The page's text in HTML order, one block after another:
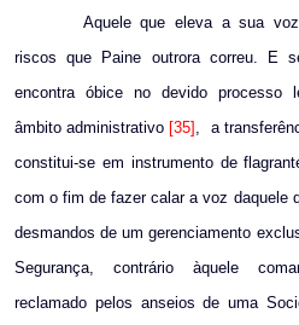
Aquele que eleva a sua
riscos que Paine outrora correu. E
encontra óbice no devido processo
âmbito administrativo [35] ,
a
constitui-se em instrumento de
com o fim de fazer calar a voz daquele
desmandos de um gerenciamento
Segurança, contrário àquele
reclamado pelos anseios de uma